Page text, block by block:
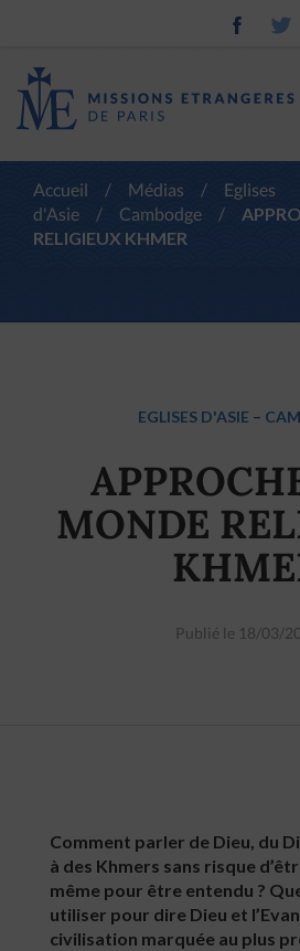
Accueil / Médias /
Eglises
d'Asie
/ Cambodge /
RELIGIEUX KHMER
EGLISES D'ASIE –
MONDE
Publié le 18/03/
Comment parler de Dieu, du
à des Khmers sans risque
même pour être entendu ?
utiliser pour dire Dieu et
civilisation marquée au plus